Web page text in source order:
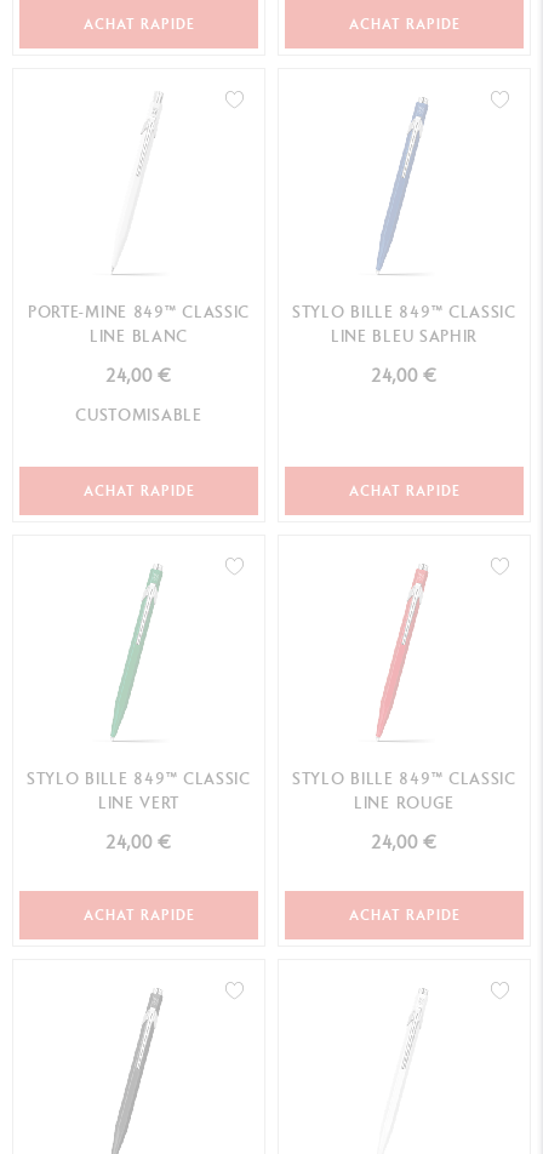
ACHAT RAPIDE ACHAT RAPIDE
PORTE-MINE 849™ CLASSIC
LINE BLANC
24,00 €
CUSTOMISABLE
ACHAT RAPIDE
STYLO BILLE 849™ CLASSIC
LINE BLEU SAPHIR
24,00 €
ACHAT RAPIDE
STYLO BILLE 849™ CLASSIC
LINE VERT
24,00 €
ACHAT RAPIDE
STYLO BILLE 849™ CLASSIC
LINE ROUGE
24,00 €
ACHAT RAPIDE